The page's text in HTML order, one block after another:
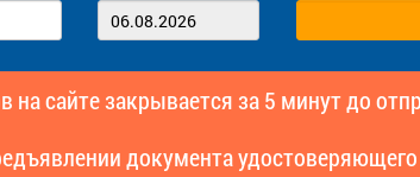
сайте закрывается за 5 минут до
документа удостоверяющего